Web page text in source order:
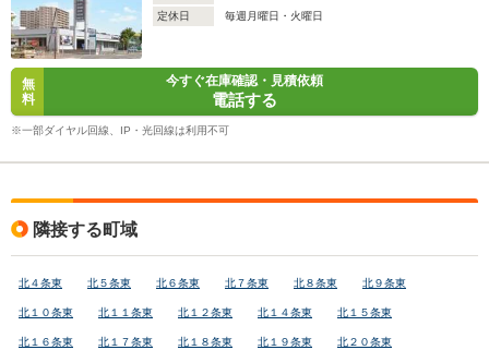
定休日
毎週月曜日・火曜日
無
料
今すぐ在庫確認・見積依頼
電話する
※一部ダイヤル回線、IP・光回線は利用不可
隣接する町域
北４条東 北５条東 北６条東 北７条東 北８条東 北９条東
北１０条東 北１１条東 北１２条東 北１４条東 北１５条東
北１６条東 北１７条東 北１８条東 北１９条東 北２０条東